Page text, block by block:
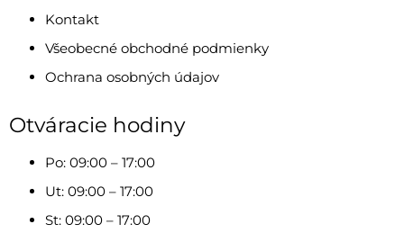
Kontakt
Všeobecné obchodné podmienky
Ochrana osobných údajov
Otváracie hodiny
Po: 09:00 – 17:00
Ut: 09:00 – 17:00
St: 09:00 – 17:00